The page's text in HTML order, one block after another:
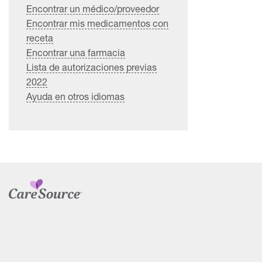
Encontrar un médico/proveedor
Encontrar mis medicamentos con
receta
Encontrar una farmacia
Lista de autorizaciones previas
2022
Ayuda en otros idiomas